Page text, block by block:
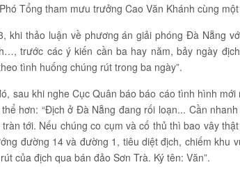
Tổng tham mưu trưởng Cao Văn Khánh cùng
khi thảo luận về phương án giải phóng Đà Nẵng
trước các ý kiến cần ba hay năm, bảy ngày
tình huống chúng rút trong ba ngày”.
sau khi nghe Cục Quân báo báo cáo tình hình
hơn: “Địch ở Đà Nẵng đang rối loạn... Cần
tới. Nếu chúng co cụm và cố thủ thì bao vây
đường 14 và đường 1, tiêu diệt địch, chiếm khu
của địch qua bán đảo Sơn Trà. Ký tên: Văn”.